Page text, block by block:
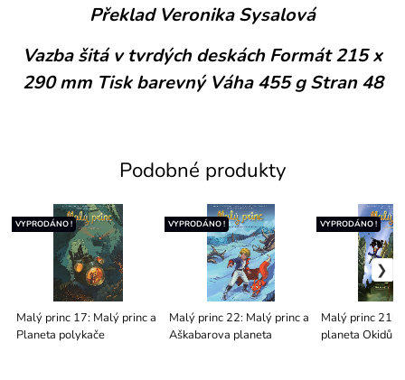
Překlad Veronika Sysalová
Vazba šitá v tvrdých deskách Formát 215 x
290 mm Tisk barevný Váha 455 g Stran 48
Podobné produkty
Malý princ 17: Malý princ a
Planeta polykače
VYPRODÁNO !
Malý princ 22: Malý princ a
Aškabarova planeta
VYPRODÁNO !
Malý princ 21:
planeta Okidů
VYPRODÁNO !